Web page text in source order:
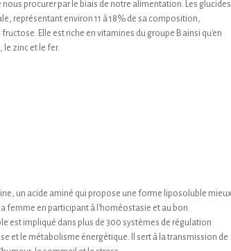
procurer par le biais de notre alimentation. Les glucides
représentant environ 11 à 18% de sa composition,
Elle est riche en vitamines du groupe B ainsi qu'en
zinc et le fer.
un acide aminé qui propose une forme liposoluble mieux
femme en participant à l'homéostasie et au bon
est impliqué dans plus de 300 systèmes de régulation
et le métabolisme énergétique. Il sert à la transmission de